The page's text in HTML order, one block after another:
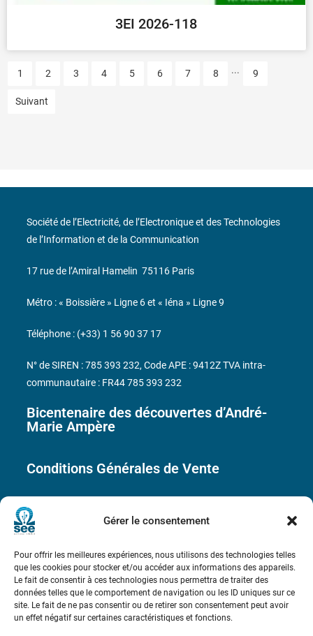
Gérer le consentement
Pour offrir les meilleures expériences, nous utilisons des technologies telles
que les cookies pour stocker et/ou accéder aux informations des appareils.
Le fait de consentir à ces technologies nous permettra de traiter des
données telles que le comportement de navigation ou les ID uniques sur ce
site. Le fait de ne pas consentir ou de retirer son consentement peut avoir
un effet négatif sur certaines caractéristiques et fonctions.
3EI 2026-118
1 2 3 4 5 6 7 8 ... 9
Suivant
Bicentenaire des découvertes d’André-
Marie Ampère
Conditions Générales de Vente
Mentions légales
Contact
Société de l’Electricité, de l’Electronique et des Technologies
de l’Information et de la Communication
17 rue de l’Amiral Hamelin 75116 Paris
Métro : « Boissière » Ligne 6 et « Iéna » Ligne 9
Téléphone : (+33) 1 56 90 37 17
N° de SIREN : 785 393 232, Code APE : 9412Z TVA intra-
communautaire : FR44 785 393 232